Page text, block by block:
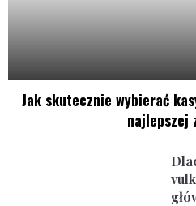
Jak skutecznie wybierać
najlepszej